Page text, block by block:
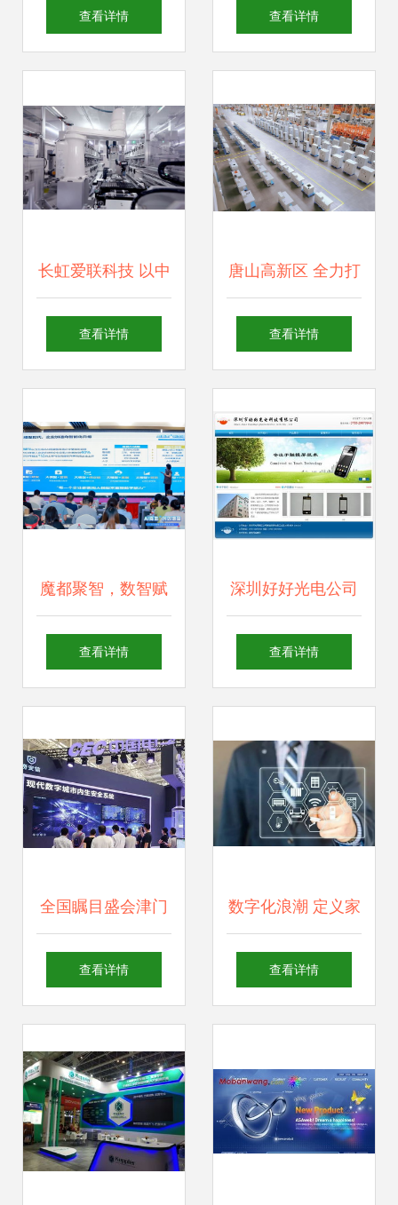
技的融合 奥远科技
型
查看详情
制造，海林中科引
新路径
查看详情
长虹爱联科技 以中
国密钥精织低空天
科技开发新篇章
查看详情
唐山高新区 全力打
造机器人共享工
开发新浪潮
查看详情
魔都聚智，数智赋
能 金蝶账无忧
发展大会上海站圆
满闭幕
查看详情
深圳好好光电公司
网络科技开发引领
查看详情
全国瞩目盛会津门
启幕 滨海科技元素
查看详情
数字化浪潮 定义家
居行业新十年的核
查看详情